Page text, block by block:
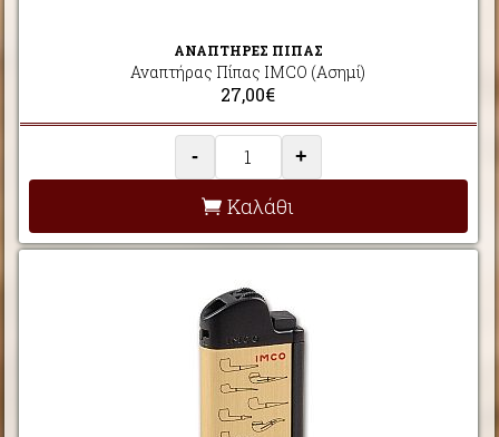
ΑΝΑΠΤΗΡΕΣ ΠΙΠΑΣ
Αναπτήρας Πίπας IMCO (Ασημί)
27,00€
- +
Καλάθι